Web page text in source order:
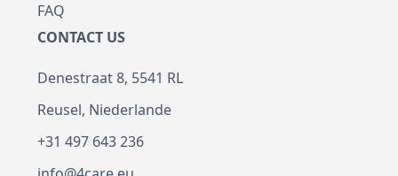
FAQ
CONTACT US
Denestraat 8, 5541 RL
Reusel, Niederlande
+31 497 643 236